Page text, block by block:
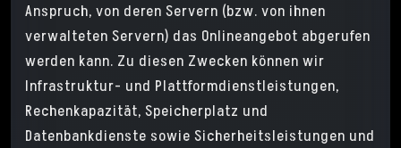
Anspruch, von deren Servern (bzw. von ihnen
verwalteten Servern) das Onlineangebot abgerufen
werden kann. Zu diesen Zwecken können wir
Infrastruktur- und Plattformdienstleistungen,
Rechenkapazität, Speicherplatz und
Datenbankdienste sowie Sicherheitsleistungen und